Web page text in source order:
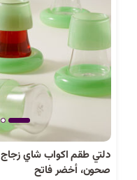
صحون، أخضر فاتح